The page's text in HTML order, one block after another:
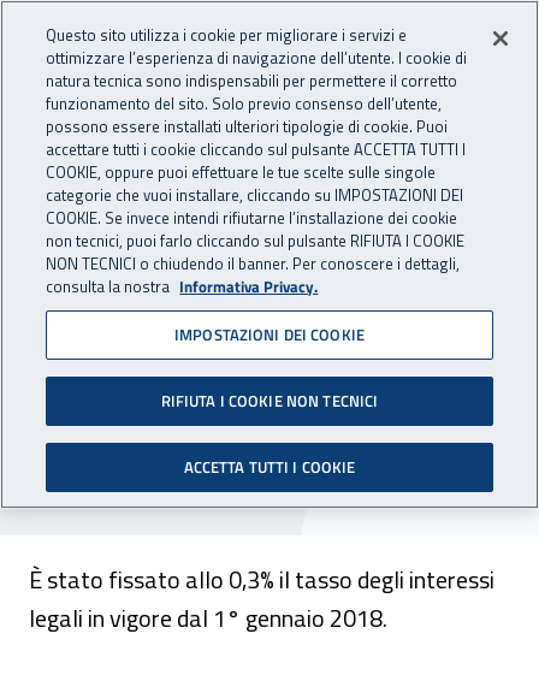
INAIL - Istituto Nazionale
Apri cerca
Navigazione principale
Navigazione - Ti trovi in:
Home Inail comunica Avvisi
Nuovo tasso di interesse
legale in vigore dal 1°
gennaio 2018
Con la circolare n. 1 del 2 gennaio 2018 si
comunica la variazione del tasso degli interessi
legali ai fini della riduzione delle sanzioni civili
È stato fissato allo 0,3% il tasso degli interessi
legali in vigore dal 1° gennaio 2018.
Questo sito utilizza i cookie per migliorare i servizi e
ottimizzare l’esperienza di navigazione dell’utente. I cookie di
natura tecnica sono indispensabili per permettere il corretto
funzionamento del sito. Solo previo consenso dell’utente,
possono essere installati ulteriori tipologie di cookie. Puoi
accettare tutti i cookie cliccando sul pulsante ACCETTA TUTTI I
COOKIE, oppure puoi effettuare le tue scelte sulle singole
categorie che vuoi installare, cliccando su IMPOSTAZIONI DEI
COOKIE. Se invece intendi rifiutarne l’installazione dei cookie
non tecnici, puoi farlo cliccando sul pulsante RIFIUTA I COOKIE
NON TECNICI o chiudendo il banner. Per conoscere i dettagli,
consulta la nostra Informativa Privacy.
IMPOSTAZIONI DEI COOKIE
RIFIUTA I COOKIE NON TECNICI
ACCETTA TUTTI I COOKIE